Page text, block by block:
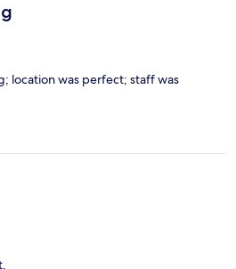
location was perfect; staff was